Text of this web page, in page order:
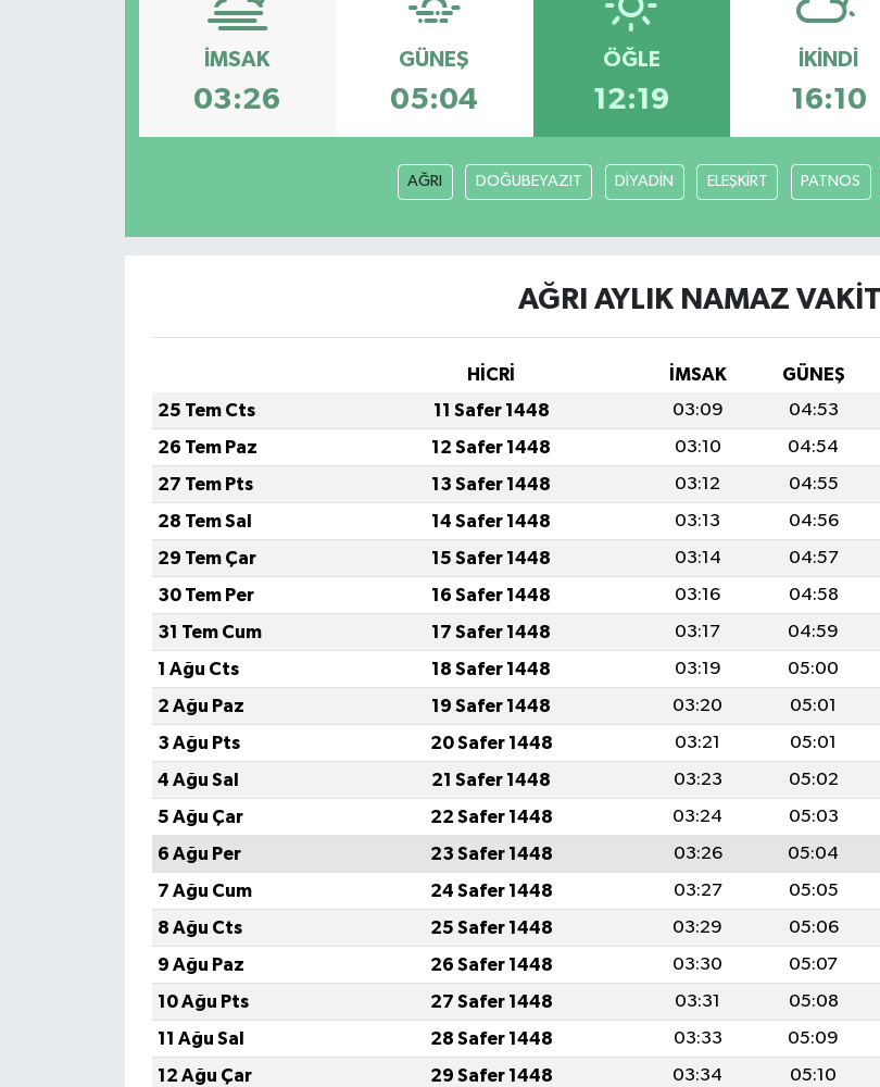
İMSAK
03:26
GÜNEŞ
05:04
ÖĞLE
12:19
İKINDI
16:10
AĞRI DOĞUBEYAZIT DİYADİN ELEŞKİRT PATNOS
AĞRI AYLIK NAMAZ
HİCRİ İMSAK GÜNEŞ
25 Tem Cts
11 Safer 1448 03:09 04:53
26 Tem Paz
12 Safer 1448 03:10 04:54
27 Tem Pts
13 Safer 1448 03:12 04:55
28 Tem Sal
14 Safer 1448 03:13 04:56
29 Tem Çar
15 Safer 1448 03:14 04:57
30 Tem Per
16 Safer 1448 03:16 04:58
31 Tem Cum
17 Safer 1448 03:17 04:59
1 Ağu Cts
18 Safer 1448 03:19 05:00
2 Ağu Paz
19 Safer 1448 03:20 05:01
3 Ağu Pts
20 Safer 1448 03:21 05:01
4 Ağu Sal
21 Safer 1448 03:23 05:02
5 Ağu Çar
22 Safer 1448 03:24 05:03
6 Ağu Per
23 Safer 1448 03:26 05:04
7 Ağu Cum
24 Safer 1448 03:27 05:05
8 Ağu Cts
25 Safer 1448 03:29 05:06
9 Ağu Paz
26 Safer 1448 03:30 05:07
10 Ağu Pts
27 Safer 1448 03:31 05:08
11 Ağu Sal
28 Safer 1448 03:33 05:09
12 Ağu Çar
29 Safer 1448 03:34 05:10